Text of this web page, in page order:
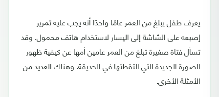
يعرف طفل يبلغ من العمر عامًا واحدًا أنه يجب عليه تمرير
إصبعه على الشاشة إلى اليسار لاستخدام هاتف محمول. وقد
تسأل فتاة صغيرة تبلغ من العمر عامين أمها عن كيفية ظهور
الصورة الجديدة التي التقطتها في الحديقة. وهناك العديد من
الأمثلة الأخرى.